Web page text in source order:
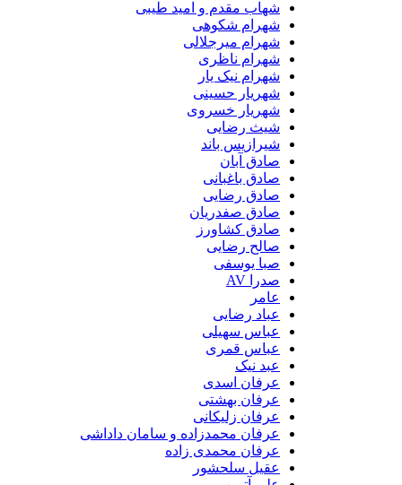
شهاب مقدم و امید طیبی
شهرام شکوهی
شهرام میرجلالی
شهرام ناظری
شهرام نیک یار
شهریار حسینی
شهریار خسروی
شیث رضایی
شیرازیس باند
صادق آبان
صادق باغبانی
صادق رضایی
صادق صفدریان
صادق کشاورز
صالح رضایی
صبا یوسفی
صدرا AV
عامر
عباد رضایی
عباس سهیلی
عباس قمری
عبد نیک
عرفان اسدی
عرفان بهشتی
عرفان زلیکانی
عرفان محمدزاده و سامان داداشی
عرفان محمدی زاده
عقیل سلحشور